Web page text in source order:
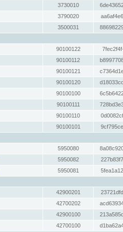
3730010
3790020
3500031
90100122
90100112
90100121
90100120
90100100
90100111
90100110
90100101
5950080
5950082
5950081
42900201
42700202
42900100
42700100